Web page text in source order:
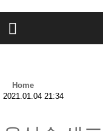
Home
2021.01.04 21:34